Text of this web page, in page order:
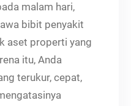
malam hari,
bibit penyakit
aset properti yang
itu, Anda
terukur, cepat,